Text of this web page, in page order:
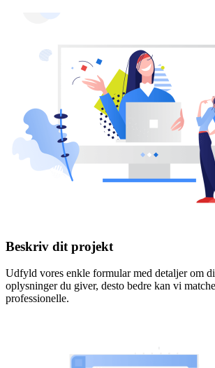
Beskriv dit projekt
Udfyld vores enkle formular med detaljer om
oplysninger du giver, desto bedre kan vi
professionelle.